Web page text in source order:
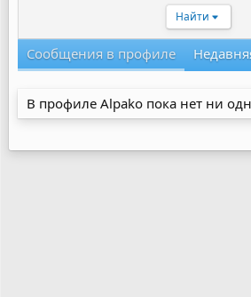
Найти
Сообщения в профиле
В профиле Alpako пока нет ни